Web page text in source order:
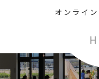
オンライ